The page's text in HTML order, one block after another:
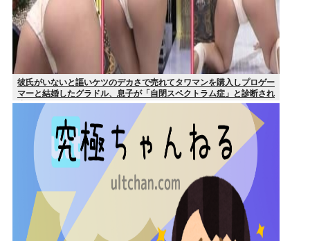
彼氏がいないと謳いケツのデカさで売れてタワマンを購入しプロゲー
マーと結婚したグラドル、息子が「自閉スペクトラム症」と診断され
泣く